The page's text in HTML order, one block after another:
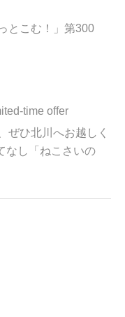
とこむ！」第300
time offer
ぜひ北川へお越しく
なし「ねこさいの